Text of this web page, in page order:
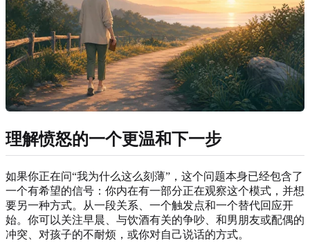
理解愤怒的一个更温和下一步
如果你正在问“我为什么这么刻薄”，这个问题本身已经包含了
一个有希望的信号：你内在有一部分正在观察这个模式，并想
要另一种方式。从一段关系、一个触发点和一个替代回应开
始。你可以关注早晨、与饮酒有关的争吵、和男朋友或配偶的
冲突、对孩子的不耐烦，或你对自己说话的方式。